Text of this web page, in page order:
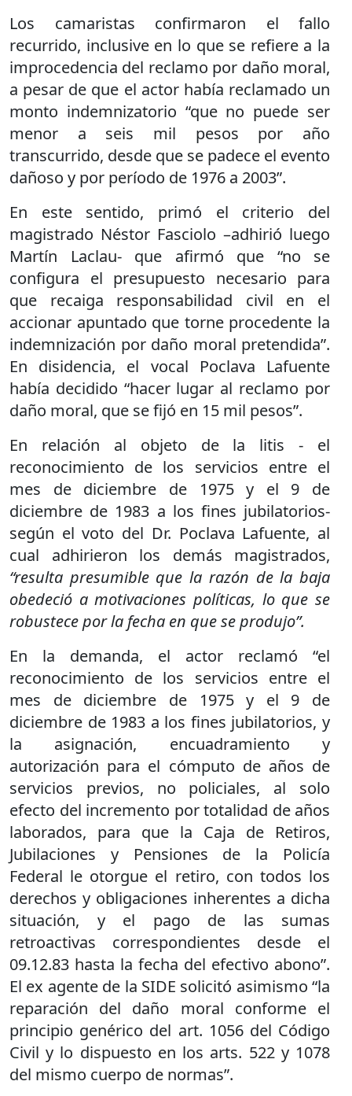
Los camaristas confirmaron el fallo
recurrido, inclusive en lo que se refiere a la
improcedencia del reclamo por daño moral,
a pesar de que el actor había reclamado un
monto indemnizatorio “que no puede ser
menor a seis mil pesos por año
transcurrido, desde que se padece el evento
dañoso y por período de 1976 a 2003”.
En este sentido, primó el criterio del
magistrado Néstor Fasciolo –adhirió luego
Martín Laclau- que afirmó que “no se
configura el presupuesto necesario para
que recaiga responsabilidad civil en el
accionar apuntado que torne procedente la
indemnización por daño moral pretendida”.
En disidencia, el vocal Poclava Lafuente
había decidido “hacer lugar al reclamo por
daño moral, que se fijó en 15 mil pesos”.
En relación al objeto de la litis - el
reconocimiento de los servicios entre el
mes de diciembre de 1975 y el 9 de
diciembre de 1983 a los fines jubilatorios-
según el voto del Dr. Poclava Lafuente, al
cual adhirieron los demás magistrados,
“resulta presumible que la razón de la baja
obedeció a motivaciones políticas, lo que se
robustece por la fecha en que se produjo”.
En la demanda, el actor reclamó “el
reconocimiento de los servicios entre el
mes de diciembre de 1975 y el 9 de
diciembre de 1983 a los fines jubilatorios, y
la asignación, encuadramiento y
autorización para el cómputo de años de
servicios previos, no policiales, al solo
efecto del incremento por totalidad de años
laborados, para que la Caja de Retiros,
Jubilaciones y Pensiones de la Policía
Federal le otorgue el retiro, con todos los
derechos y obligaciones inherentes a dicha
situación, y el pago de las sumas
retroactivas correspondientes desde el
09.12.83 hasta la fecha del efectivo abono”.
El ex agente de la SIDE solicitó asimismo “la
reparación del daño moral conforme el
principio genérico del art. 1056 del Código
Civil y lo dispuesto en los arts. 522 y 1078
del mismo cuerpo de normas”.